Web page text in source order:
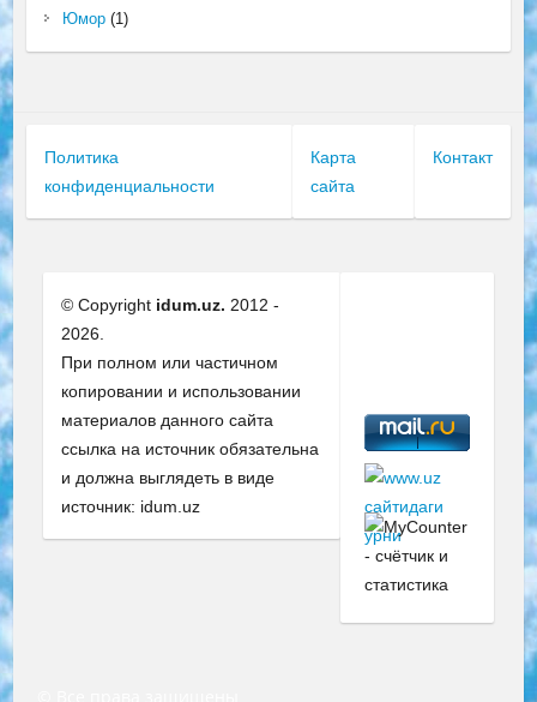
Юмор(1)
Политика
конфиденциальности
Карта
сайта
Контакт
© Copyright idum.uz. 2012 -
2026.
При полном или частичном
копировании и использовании
материалов данного сайта
ссылка на источник обязательна
и должна выглядеть в виде
источник: idum.uz